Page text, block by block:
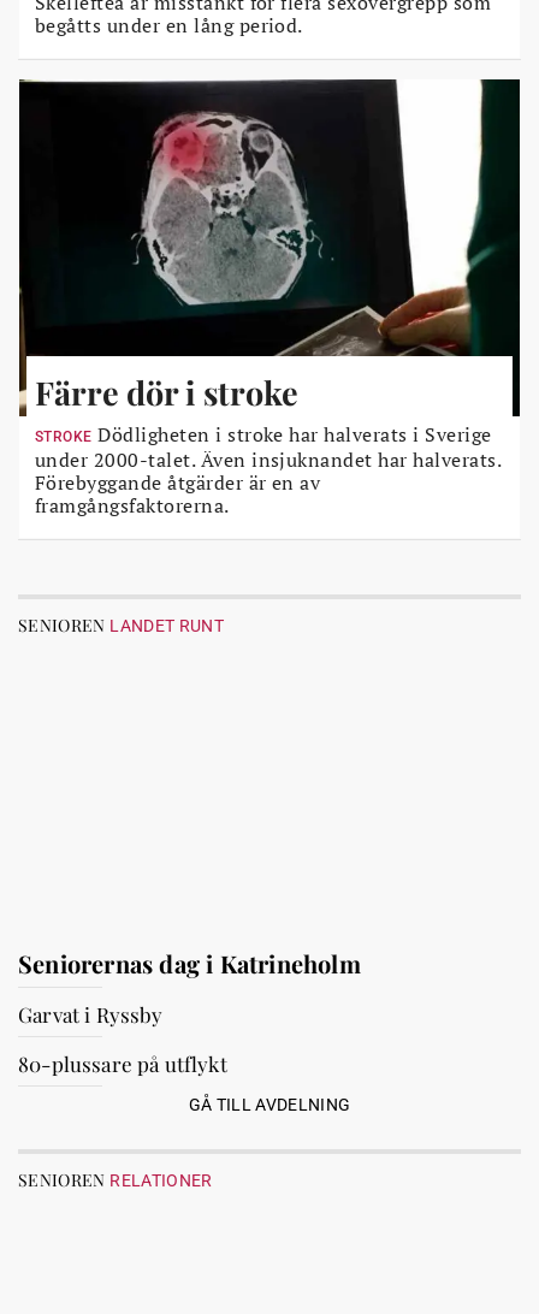
begåtts under en lång period.
Färre dör i stroke
STROKE Dödligheten i stroke har halverats i Sverige
under 2000-talet. Även insjuknandet har halverats.
Förebyggande åtgärder är en av
framgångsfaktorerna.
SENIOREN LANDET RUNT
Seniorernas dag i Katrineholm
Garvat i Ryssby
80-plussare på utflykt
GÅ TILL AVDELNING
SENIOREN RELATIONER